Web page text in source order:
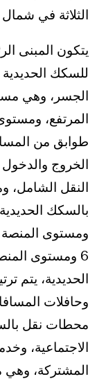
الثلاثة في
الجسر، وهي
المرتفع،
طوابق من
الخروج
النقل الشامل،
الحديدية، يتم
وحافلات
محطات نقل
الاجتماعية،
المشتركة، وهي